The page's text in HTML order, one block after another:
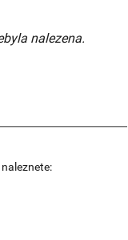
nalezena.
naleznete: